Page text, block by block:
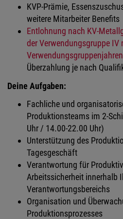
KVP-Prämie,
weitere Mitarbeiter Benefits
Entlohnung nach KV-
der Verwendungsgruppe IV
Verwendungsgruppenjahren
Überzahlung je nach
Deine Aufgaben:
Fachliche und
Produktionsteams im 2-
Uhr / 14.00-22.00 Uhr)
Unterstützung des
Tagesgeschäft
Verantwortung für
Arbeitssicherheit innerhalb
Verantwortungsbereichs
Organisation und
Produktionsprozesses